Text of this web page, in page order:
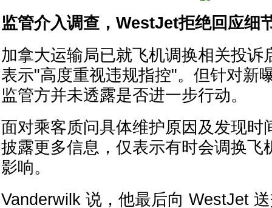
监管介入调查，WestJet拒绝回应细
加拿大运输局已就飞机调换相关投诉
表示"高度重视违规指控"。但针对新
监管方并未透露是否进一步行动。
面对乘客质问具体维护原因及发现时
披露更多信息，仅表示有时会调换飞
影响。
Vanderwilk 说，他最后向 WestJet